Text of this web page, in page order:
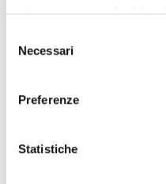
privacy sono applicabili
modificare o revocare il
momento dalla
raccogliere
geografica, con
delNecessari
Preferenze
Statistiche